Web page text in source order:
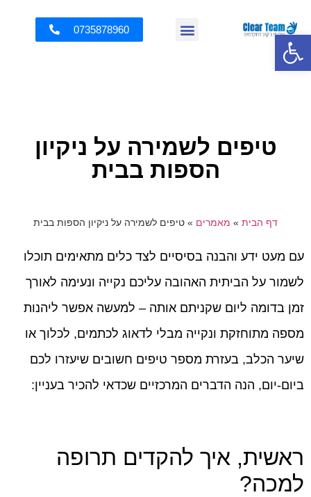
פתח סרגל נגישות 0735878960
טיפים לשמירה על ניקיון
הספות בבית
דף הבית » מאמרים » טיפים לשמירה על ניקיון הספות בבית
עם מעט ידע והבנה בסיסיים לצד כלים מתאימים תוכלו
לשמור על הביתית האהובה עליכם נקייה ונעימה לאורך
זמן בדומה ליום שקניתם אותה – למעשה אפשר ליהנות
מספה מתוחזקת ונקייה מבלי לדאוג לכתמים, לכלוך או
שיער הכלב, בעזרת מספר טיפים חשובים שיעזרו לכם
ביום-יום, הנה הדברים המרכזיים שכדאי להכיר בעניין:
ראשית, איך להקדים תרופה
למכה?